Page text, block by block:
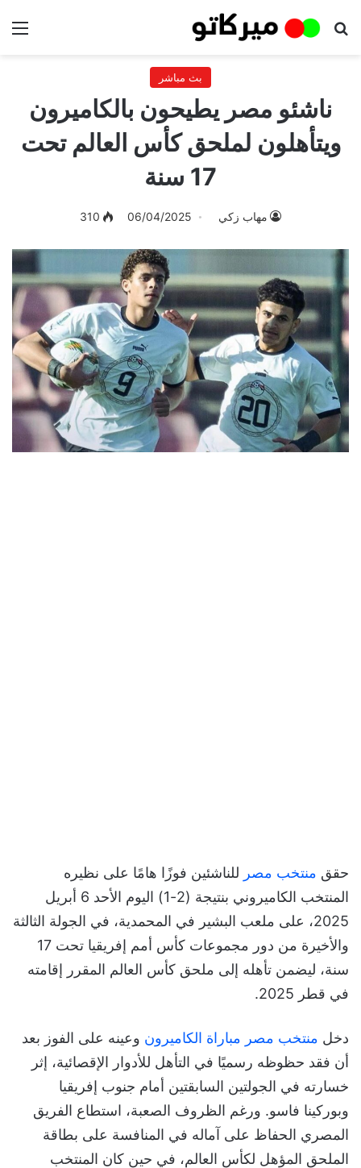
بحث عن
بث مباشر
ناشئو مصر يطيحون بالكاميرون
ويتأهلون لملحق كأس العالم تحت
17 سنة
مهاب زكي 06/04/2025
310
حقق منتخب مصر للناشئين فوزًا هامًا على نظيره
المنتخب الكاميروني بنتيجة (2-1) اليوم الأحد 6 أبريل
2025، على ملعب البشير في المحمدية، في الجولة الثالثة
والأخيرة من دور مجموعات كأس أمم إفريقيا تحت 17
سنة، ليضمن تأهله إلى ملحق كأس العالم المقرر إقامته
في قطر 2025.
دخل منتخب مصر مباراة الكاميرون وعينه على الفوز بعد
أن فقد حظوظه رسميًا في التأهل للأدوار الإقصائية، إثر
خسارته في الجولتين السابقتين أمام جنوب إفريقيا
وبوركينا فاسو. ورغم الظروف الصعبة، استطاع الفريق
المصري الحفاظ على آماله في المنافسة على بطاقة
الملحق المؤهل لكأس العالم، في حين كان المنتخب